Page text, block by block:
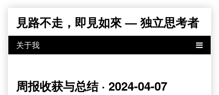
content
見路不走，即見如來 — 独立思考者
周报收获与总结 · 2024-04-07